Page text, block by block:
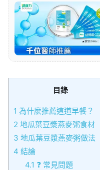
目錄
1 為什麼推薦這道早餐？
2 地瓜葉豆漿燕麥粥食材
3 地瓜葉豆漿燕麥粥做法
4 結論
4.1 ❓ 常見問題